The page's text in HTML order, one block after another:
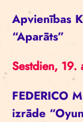
Apvienības
“Aparāts”
Sestdien, 19.
FEDERICO
izrāde